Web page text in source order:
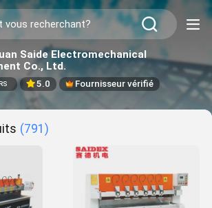
Saide Electromechanical
Co., Ltd.
5.0 Fournisseur vérifié
(791)